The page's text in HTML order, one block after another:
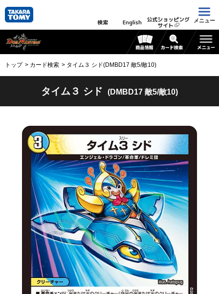
検索 English 公式ショッピング
サイト
メニュー
トップ カード検索 タイム３ シド(DMBD17 敵5/敵10)
タイム３ シド (DMBD17 敵5/敵10)